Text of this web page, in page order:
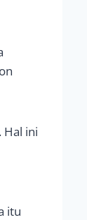
Hal ini
itu